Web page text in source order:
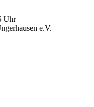
Uhr
e.V.